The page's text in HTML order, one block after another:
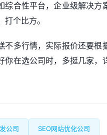
合性平台，企业级解决方
个比方。
多行情，实际报价还要根
在选公司时，多挺几家，
公司 SEO网站优化公司